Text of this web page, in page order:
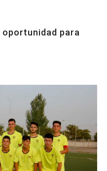
oportunidad para